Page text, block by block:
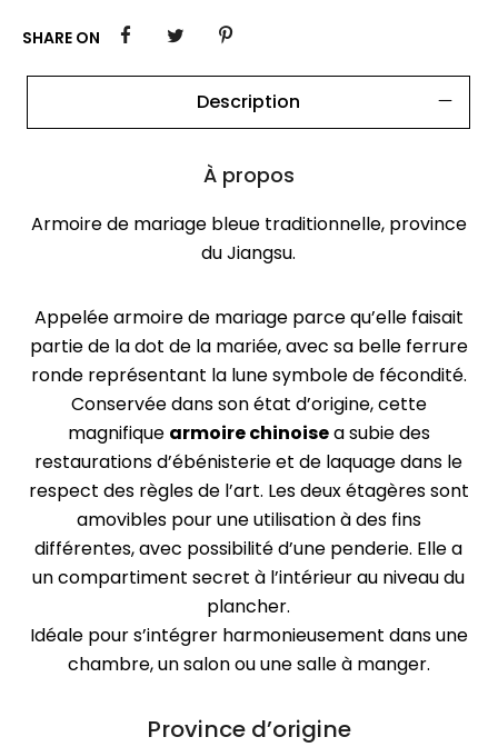
SHARE ON
Description
À propos
Armoire de mariage bleue traditionnelle, province
du Jiangsu.
Appelée armoire de mariage parce qu’elle faisait
partie de la dot de la mariée, avec sa belle ferrure
ronde représentant la lune symbole de fécondité.
Conservée dans son état d’origine, cette
magnifique armoire chinoisea subie des
restaurations d’ébénisterie et de laquage dans le
respect des règles de l’art. Les deux étagères sont
amovibles pour une utilisation à des fins
différentes, avec possibilité d’une penderie. Elle a
un compartiment secret à l’intérieur au niveau du
plancher.
Idéale pour s’intégrer harmonieusement dans une
chambre, un salon ou une salle à manger.
Province d’origine